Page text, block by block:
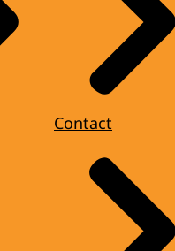
Contact